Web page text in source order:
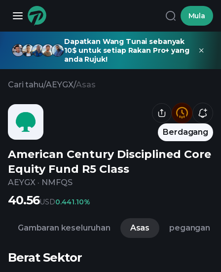
Mula
Dapatkan Wang Tunai sebanyak
10$ untuk setiap Rakan Pro+ yang
anda Rujuk!
Cari tahu/AEYGX/Asas
Berdagang
American Century Disciplined Core
Equity Fund R5 Class
AEYGX · NMFQS
40.56USD0.441.10%
Gambaran keseluruhan Asas pegangan
Berat Sektor